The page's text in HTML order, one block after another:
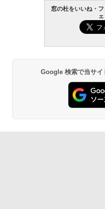
窓の杜をいいね・
Google 検索で当サイ